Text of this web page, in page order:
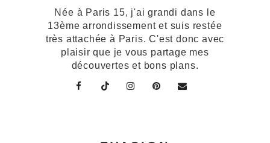
Née à Paris 15, j'ai grandi dans le
13ème arrondissement et suis restée
très attachée à Paris. C'est donc avec
plaisir que je vous partage mes
découvertes et bons plans.